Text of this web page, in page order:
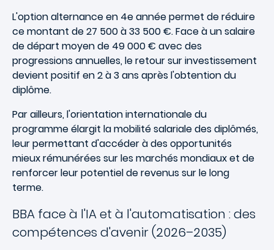
L'option alternance en 4e année permet de réduire
ce montant de 27 500 à 33 500 €. Face à un salaire
de départ moyen de 49 000 € avec des
progressions annuelles, le retour sur investissement
devient positif en 2 à 3 ans après l'obtention du
diplôme.
Par ailleurs, l'orientation internationale du
programme élargit la mobilité salariale des diplômés,
leur permettant d'accéder à des opportunités
mieux rémunérées sur les marchés mondiaux et de
renforcer leur potentiel de revenus sur le long
terme.
BBA face à l'IA et à l'automatisation : des
compétences d'avenir (2026–2035)